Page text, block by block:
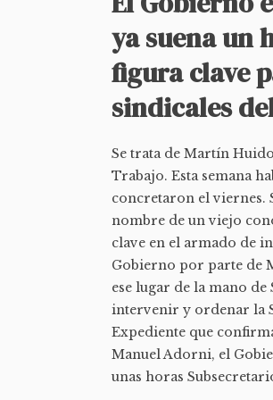
ya suena un
figura clave
sindicales
Se trata de Martín
Trabajo. Esta semana
concretaron el viernes.
nombre de un viejo
clave en el armado de
Gobierno por parte de
ese lugar de la mano
intervenir y ordenar la
Expediente que
Manuel Adorni, el
unas horas